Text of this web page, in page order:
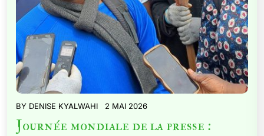
BY DENISE KYALWAHI 2 MAI 2026
Journée mondiale de la presse :